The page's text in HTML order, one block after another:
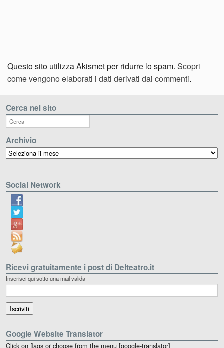
Questo sito utilizza Akismet per ridurre lo spam. Scopri
come vengono elaborati i dati derivati dai commenti.
Cerca nel sito
Archivio
Archivio
Social Network
Ricevi gratuitamente i post di Delteatro.it
Inserisci qui sotto una mail valida
Google Website Translator
Click on flags or choose from the menu [google-translator]